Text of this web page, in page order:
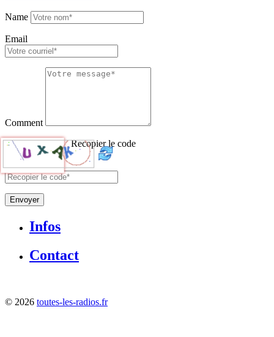
Name
Email
Comment
Recopier le code
Envoyer
Infos
Contact
© 2026 toutes-les-radios.fr